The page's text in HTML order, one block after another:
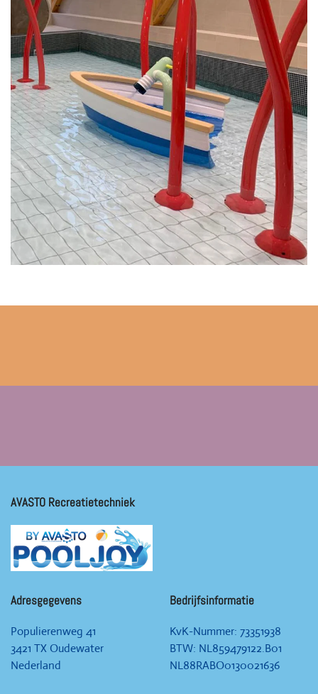
AVASTO Recreatietechniek
Adresgegevens
Populierenweg 41
3421 TX Oudewater
Nederland
Bedrijfsinformatie
KvK-Nummer: 73351938
BTW: NL859479122.B01
NL88RABO0130021636